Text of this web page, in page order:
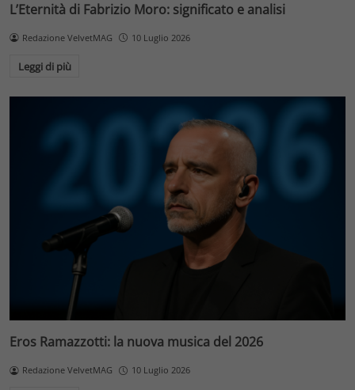
L’Eternità di Fabrizio Moro: significato e analisi
Redazione VelvetMAG 10 Luglio 2026
Leggi di più
Eros Ramazzotti: la nuova musica del 2026
Redazione VelvetMAG 10 Luglio 2026